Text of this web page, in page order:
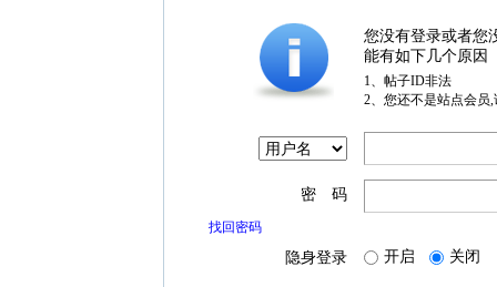
您没有登录或者您
能有如下几个原因
1、帖子ID非法
2、您还不是站点会员
密 码
找回密码
隐身登录 开启 关闭